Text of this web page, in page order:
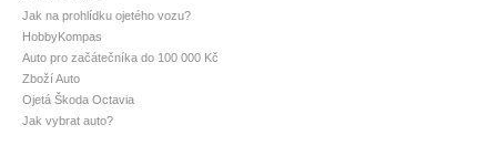
Jak na prohlídku ojetého vozu?
HobbyKompas
Auto pro začátečníka do 100 000 Kč
Zboží Auto
Ojetá Škoda Octavia
Jak vybrat auto?